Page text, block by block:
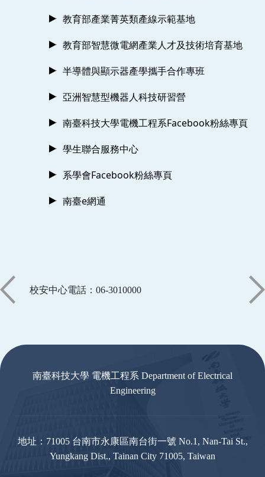
教育部產業菁英類產線示範基地
教育部智慧微電網產業人才及技術培育基地
半導體與顯示器產學攜手合作專班
亞洲智慧型機器人科技研習營
南臺科技大學電機工程系Facebook粉絲專頁
學生聯合服務中心
系學會Facebook粉絲專頁
南臺e網通
校安中心電話：06-3010000
南臺科技大學 電機工程系 Department of Electrical
Engineering
地址：71005 台南市永康區南台街一號 No.1, Nan-Tai St.,
Yungkang Dist., Tainan City 71005, Taiwan